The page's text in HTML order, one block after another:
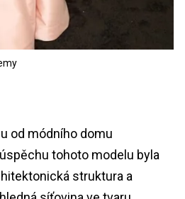
od módního domu
tohoto modelu byla
struktura a